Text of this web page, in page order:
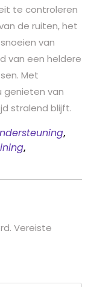
te controleren
de ruiten, het
van
van een heldere
Met
genieten van
stralend blijft.
,
,
Vereiste